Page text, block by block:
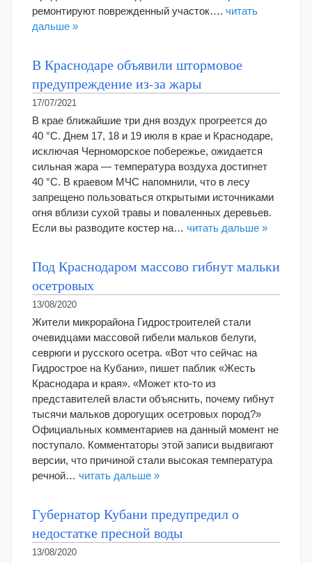
ремонтируют поврежденный участок…. читать
дальше »
В Краснодаре объявили штормовое
предупреждение из-за жары
17/07/2021
В крае ближайшие три дня воздух прогреется до
40 °С. Днем 17, 18 и 19 июля в крае и Краснодаре,
исключая Черноморское побережье, ожидается
сильная жара — температура воздуха достигнет
40 °С. В краевом МЧС напомнили, что в лесу
запрещено пользоваться открытыми источниками
огня вблизи сухой травы и поваленных деревьев.
Если вы разводите костер на… читать дальше »
Под Краснодаром массово гибнут мальки
осетровых
13/08/2020
Жители микрорайона Гидростроителей стали
очевидцами массовой гибели мальков белуги,
севрюги и русского осетра. «Вот что сейчас на
Гидрострое на Кубани», пишет паблик «Жесть
Краснодара и края». «Может кто-то из
представителей власти объяснить, почему гибнут
тысячи мальков дорогущих осетровых пород?»
Официальных комментариев на данный момент не
поступало. Комментаторы этой записи выдвигают
версии, что причиной стали высокая температура
речной… читать дальше »
Губернатор Кубани предупредил о
недостатке пресной воды
13/08/2020